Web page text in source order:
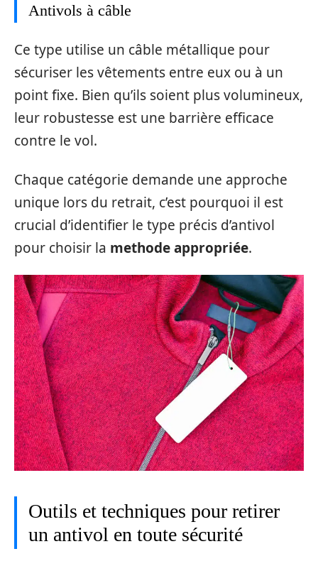
Antivols à câble
Ce type utilise un câble métallique pour
sécuriser les vêtements entre eux ou à un
point fixe. Bien qu’ils soient plus volumineux,
leur robustesse est une barrière efficace
contre le vol.
Chaque catégorie demande une approche
unique lors du retrait, c’est pourquoi il est
crucial d’identifier le type précis d’antivol
pour choisir la methode appropriée.
Outils et techniques pour retirer
un antivol en toute sécurité